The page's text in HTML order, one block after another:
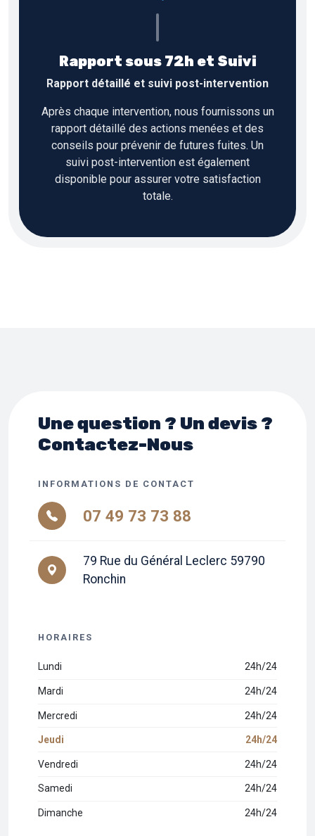
Rapport sous 72h et Suivi
Rapport détaillé et suivi post-intervention
Après chaque intervention, nous fournissons un
rapport détaillé des actions menées et des
conseils pour prévenir de futures fuites. Un
suivi post-intervention est également
disponible pour assurer votre satisfaction
totale.
Une question ? Un devis ?
Contactez-Nous
INFORMATIONS DE CONTACT
07 49 73 73 88
79 Rue du Général Leclerc 59790
Ronchin
HORAIRES
Lundi 24h/24
Mardi 24h/24
Mercredi 24h/24
Jeudi 24h/24
Vendredi 24h/24
Samedi 24h/24
Dimanche 24h/24